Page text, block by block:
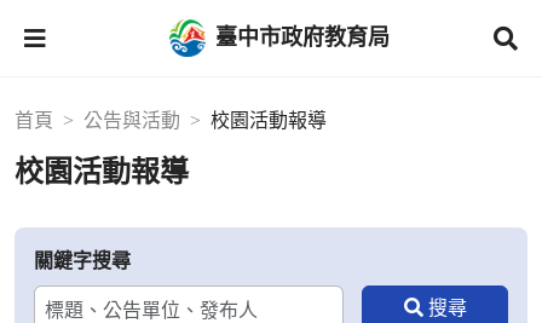
臺中市政府教育局
首頁 公告與活動 校園活動報導
校園活動報導
關鍵字搜尋